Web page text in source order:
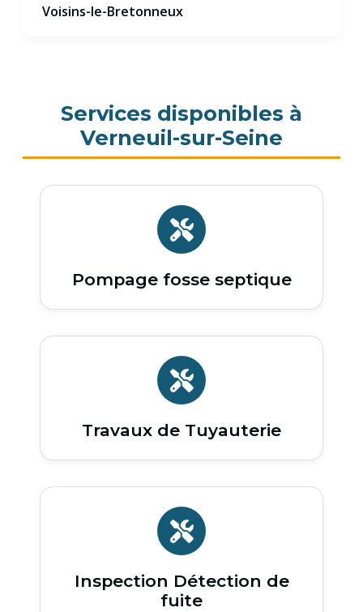
Voisins-le-Bretonneux
Services disponibles à
Verneuil-sur-Seine
Pompage fosse septique
Travaux de Tuyauterie
Inspection Détection de
fuite